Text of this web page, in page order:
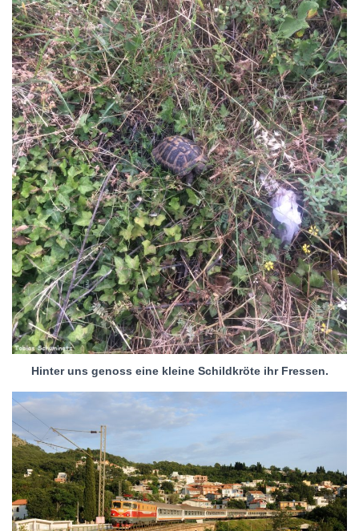
Hinter uns genoss eine kleine Schildkröte ihr Fressen.